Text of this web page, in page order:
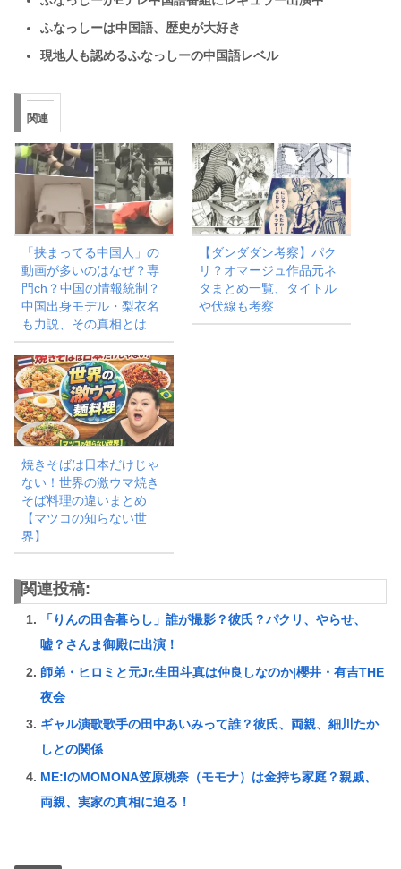
ふなっしーは中国語、歴史が大好き
現地人も認めるふなっしーの中国語レベル
関連
「挟まってる中国人」の
動画が多いのはなぜ？専
門ch？中国の情報統制？
中国出身モデル・梨衣名
も力説、その真相とは
【ダンダダン考察】パク
リ？オマージュ作品元ネ
タまとめ一覧、タイトル
や伏線も考察
焼きそばは日本だけじゃ
ない！世界の激ウマ焼き
そば料理の違いまとめ
【マツコの知らない世
界】
関連投稿:
「りんの田舎暮らし」誰が撮影？彼氏？パクリ、やらせ、
嘘？さんま御殿に出演！
師弟・ヒロミと元Jr.生田斗真は仲良しなのか|櫻井・有吉THE
夜会
ギャル演歌歌手の田中あいみって誰？彼氏、両親、細川たか
しとの関係
ME:IのMOMONA笠原桃奈（モモナ）は金持ち家庭？親戚、
両親、実家の真相に迫る！